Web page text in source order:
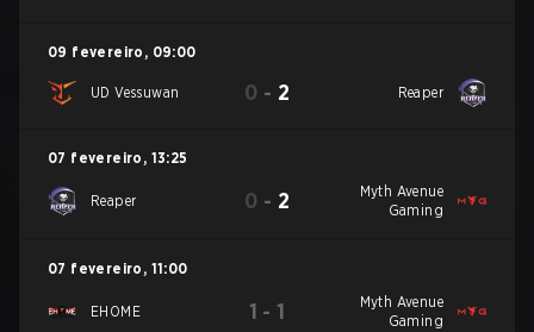
09 fevereiro , 09:00
UD Vessuwan 0 - 2 Reaper
07 fevereiro , 13:25
Reaper 0 - 2
Myth Avenue
Gaming
07 fevereiro , 11:00
EHOME 1 - 1
Myth Avenue
Gaming